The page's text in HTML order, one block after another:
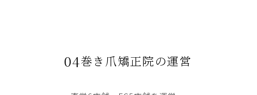
04巻き爪矯正院の運営